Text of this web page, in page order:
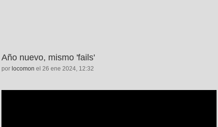
Año nuevo, mismo 'fails'
por locomon el 26 ene 2024, 12:32